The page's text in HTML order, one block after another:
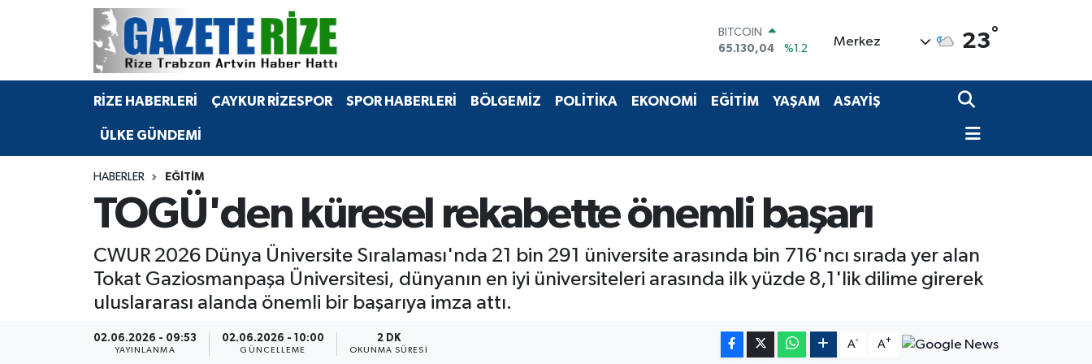
DOLAR
47,7106
%0.17
55,1652
%0.27
STERLİN
Merkez 23°
RİZE HABERLERİ ÇAYKUR RİZESPOR SPOR HABERLERİ BÖLGEMİZ POLİTİKA EKONOMİ EĞİTİM YAŞAM ASAYİŞ
ÜLKE GÜNDEMİ
HABERLER EĞİTİM
TOGÜ'den küresel rekabette önemli başarı
CWUR 2026 Dünya Üniversite Sıralaması'nda 21 bin 291 üniversite arasında bin 716'ncı sırada yer alan
Tokat Gaziosmanpaşa Üniversitesi, dünyanın en iyi üniversiteleri arasında ilk yüzde 8,1'lik dilime girerek
uluslararası alanda önemli bir başarıya imza attı.
02.06.2026 - 09:53
YAYINLANMA
02.06.2026 - 10:00
GÜNCELLEME
2 DK
OKUNMA SÜRESI
A- A+
BÖLGEMİZ
Bilim Teknoloji
Advertising news
Merkez Nöbetçi Eczaneler
Merkez Hava Durumu
Merkez Trafik Yoğunluk Haritası
Tüm Manşetler
Son Dakika Haberleri
Haber Arşivi